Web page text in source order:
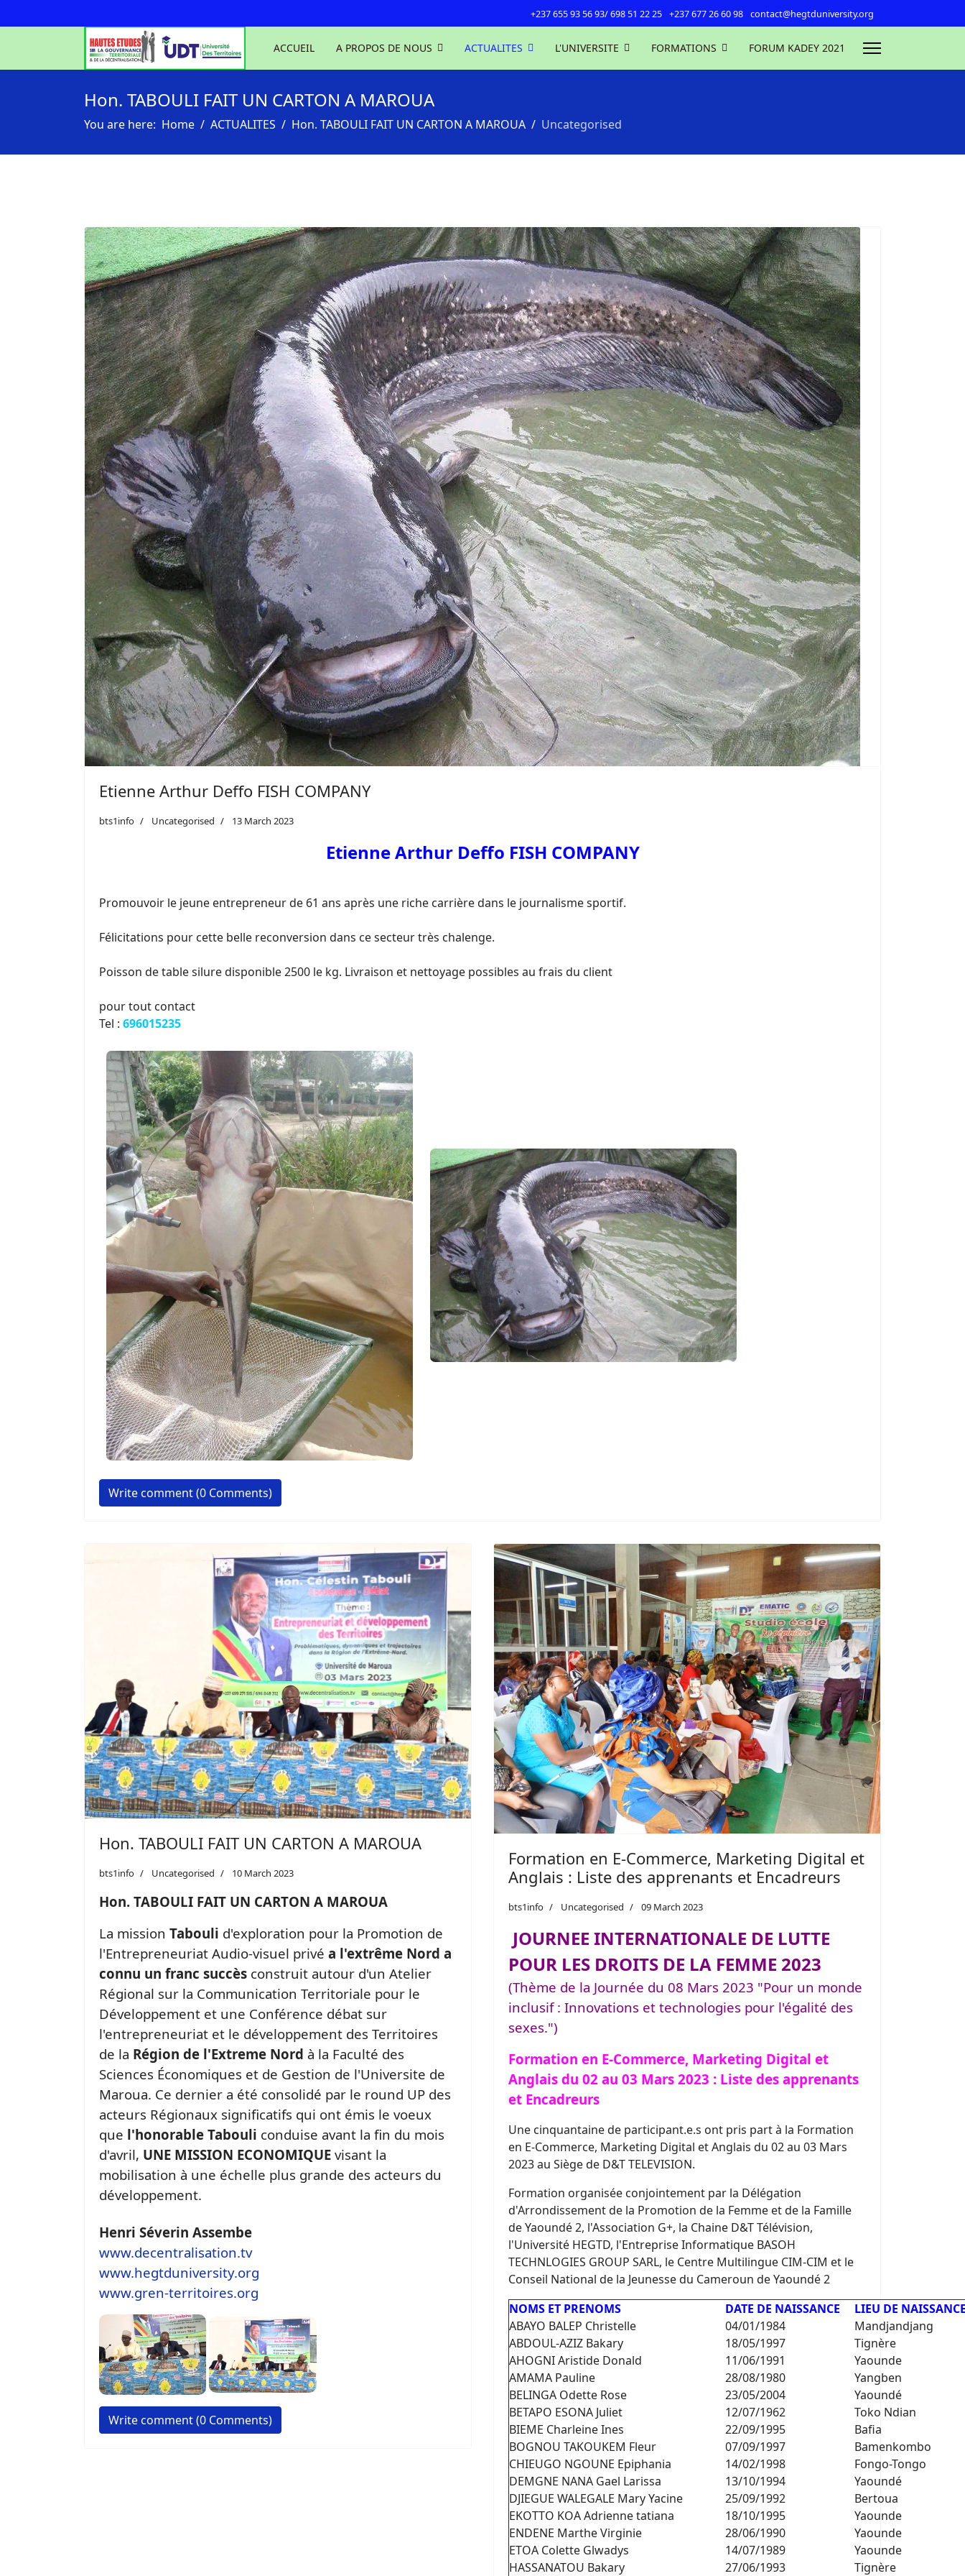
+237 655 93 56 93/ 698 51 22 25 +237 677 26 60 98 contact@hegtduniversity.org
ACCUEIL A PROPOS DE NOUS ACTUALITES L'UNIVERSITE FORMATIONS FORUM KADEY 2021
Hon. TABOULI FAIT UN CARTON A MAROUA
You are here: Home ACTUALITES Hon. TABOULI FAIT UN CARTON A MAROUA Uncategorised
Etienne Arthur Deffo FISH COMPANY
bts1info Uncategorised 13 March 2023
Etienne Arthur Deffo FISH COMPANY
Promouvoir le jeune entrepreneur de 61 ans après une riche carrière dans le journalisme sportif.
Félicitations pour cette belle reconversion dans ce secteur très chalenge.
Poisson de table silure disponible 2500 le kg. Livraison et nettoyage possibles au frais du client
pour tout contact
Tel : 696015235
Write comment (0 Comments)
Hon. TABOULI FAIT UN CARTON A MAROUA
bts1info Uncategorised 10 March 2023
Hon. TABOULI FAIT UN CARTON A MAROUA
La mission Tabouli d'exploration pour la Promotion de
l'Entrepreneuriat Audio-visuel privé a l'extrême Nord a
connu un franc succès construit autour d'un Atelier
Régional sur la Communication Territoriale pour le
Développement et une Conférence débat sur
l'entrepreneuriat et le développement des Territoires
de la Région de l'Extreme Nord à la Faculté des
Sciences Économiques et de Gestion de l'Universite de
Maroua. Ce dernier a été consolidé par le round UP des
acteurs Régionaux significatifs qui ont émis le voeux
que l'honorable Tabouli conduise avant la fin du mois
d'avril, UNE MISSION ECONOMIQUE visant la
mobilisation à une échelle plus grande des acteurs du
développement.
Henri Séverin Assembe
www.decentralisation.tv
www.hegtduniversity.org
www.gren-territoires.org
Write comment (0 Comments)
Formation en E-Commerce, Marketing Digital et
Anglais : Liste des apprenants et Encadreurs
bts1info Uncategorised 09 March 2023
JOURNEE INTERNATIONALE DE LUTTE
POUR LES DROITS DE LA FEMME 2023
(Thème de la Journée du 08 Mars 2023 "Pour un monde
inclusif : Innovations et technologies pour l'égalité des
sexes.")
Formation en E-Commerce, Marketing Digital et
Anglais du 02 au 03 Mars 2023 : Liste des apprenants
et Encadreurs
Une cinquantaine de participant.e.s ont pris part à la Formation
en E-Commerce, Marketing Digital et Anglais du 02 au 03 Mars
2023 au Siège de D&T TELEVISION.
Formation organisée conjointement par la Délégation
d'Arrondissement de la Promotion de la Femme et de la Famille
de Yaoundé 2, l'Association G+, la Chaine D&T Télévision,
l'Université HEGTD, l'Entreprise Informatique BASOH
TECHNLOGIES GROUP SARL, le Centre Multilingue CIM-CIM et le
Conseil National de la Jeunesse du Cameroun de Yaoundé 2
NOMS ET PRENOMS
DATE DE NAISSANCE
LIEU DE
ABAYO BALEP Christelle
04/01/1984
Mandjandjang
ABDOUL-AZIZ Bakary
18/05/1997
Tignère
AHOGNI Aristide Donald
11/06/1991
Yaounde
AMAMA Pauline
28/08/1980
Yangben
BELINGA Odette Rose
23/05/2004
Yaoundé
BETAPO ESONA Juliet
12/07/1962
Toko Ndian
BIEME Charleine Ines
22/09/1995
Bafia
BOGNOU TAKOUKEM Fleur
07/09/1997
Bamenkombo
CHIEUGO NGOUNE Epiphania
14/02/1998
Fongo-Tongo
DEMGNE NANA Gael Larissa
13/10/1994
Yaoundé
DJIEGUE WALEGALE Mary Yacine
25/09/1992
Bertoua
EKOTTO KOA Adrienne tatiana
18/10/1995
Yaounde
ENDENE Marthe Virginie
28/06/1990
Yaounde
ETOA Colette Glwadys
14/07/1989
Yaounde
HASSANATOU Bakary
27/06/1993 Tignère